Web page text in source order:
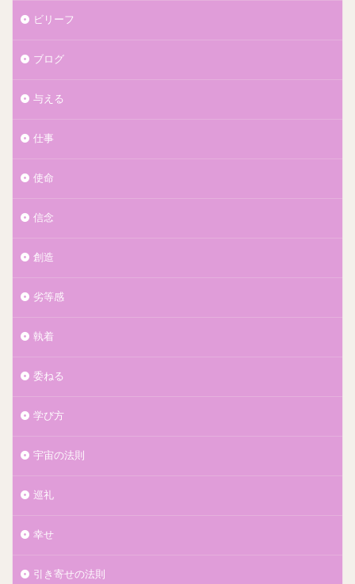
ビリーフ
ブログ
与える
仕事
使命
信念
創造
劣等感
執着
委ねる
学び方
宇宙の法則
巡礼
幸せ
引き寄せの法則